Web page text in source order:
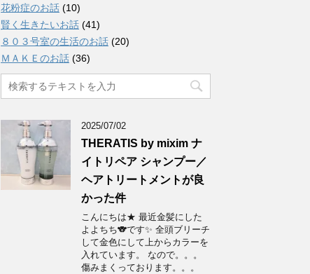
花粉症のお話 (10)
賢く生きたいお話 (41)
８０３号室の生活のお話 (20)
ＭＡＫＥのお話 (36)
2025/07/02
THERATIS by mixim ナ
イトリペア シャンプー／
ヘアトリートメントが良
かった件
こんにちは★ 最近金髪にした
よよちち🐨です✨ 全頭ブリーチ
して金色にして上からカラーを
入れています。 なので。。。
傷みまくっております。。。